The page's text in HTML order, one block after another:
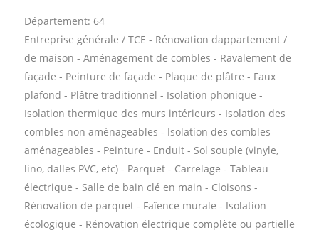
Département: 64
Entreprise générale / TCE - Rénovation dappartement /
de maison - Aménagement de combles - Ravalement de
façade - Peinture de façade - Plaque de plâtre - Faux
plafond - Plâtre traditionnel - Isolation phonique -
Isolation thermique des murs intérieurs - Isolation des
combles non aménageables - Isolation des combles
aménageables - Peinture - Enduit - Sol souple (vinyle,
lino, dalles PVC, etc) - Parquet - Carrelage - Tableau
électrique - Salle de bain clé en main - Cloisons -
Rénovation de parquet - Faïence murale - Isolation
écologique - Rénovation électrique complète ou partielle